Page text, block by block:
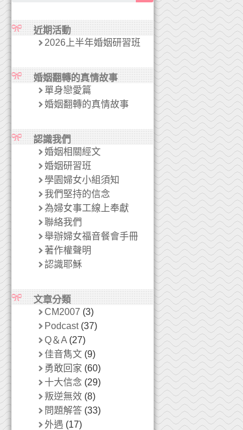
近期活動
2026上半年婚姻研習班
婚姻翻轉的真情故事
單身戀愛篇
婚姻翻轉的真情故事
認識我們
婚姻相關經文
婚姻研習班
學園婦女小組須知
我們堅持的信念
為婦女事工線上奉獻
聯絡我們
舉辦婦女福音餐會手冊
著作權聲明
認識耶穌
文章分類
CM2007 (3)
Podcast(37)
Q＆A(27)
佳音雋文(9)
勇敢回家 (60)
十大信念 (29)
叛逆無效(8)
問題解答(33)
外遇 (17)